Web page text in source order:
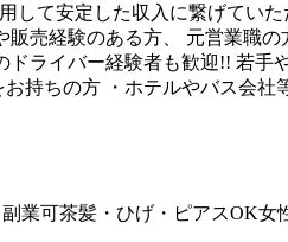
して安定した収入に繋げて
売経験のある方、 元営業職
ライバー経験者も歓迎!! 若
持ちの方 ・ホテルやバス会
業可茶髪・ひげ・ピアスOK女